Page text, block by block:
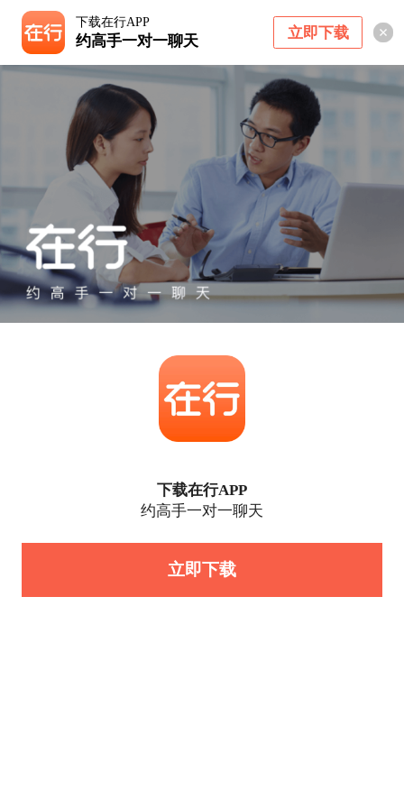
下载在行APP
约高手一对一聊天 立即下载
下载在行APP
约高手一对一聊天
立即下载